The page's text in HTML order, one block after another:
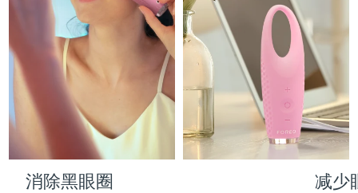
消除黑眼圈 减少
FAQ™护肤品
All FAQ™ skincare
FAQ™产品
All anti-aging treatments
FAQ™护肤品
All FAQ™ skincare
FAQ™产品
All LED treatments
FAQ™产品
All hair treatments
FAQ™ skincare
All FAQ™ skincare
FAQ™ products
All toning treatments
PEACH™ 2 Pro Max
Professional IPL hair removal device
PEACH™ 2
IPL hair removal
身体护理
BEAR™ 2 body
Microcurrent body toning
LUNA™ 4 body
Massaging body brush
痘肌护理
ESPADA™ 2 plus
Recurring acne LED therapy
眼部护理
BEAR™ 2 eyes & lips
Microcurrent line smoothing device
预计送达日期8/9/26
法属波利尼西亚 预计送达日期 8/13/26
德国 预计送达日期 8/9/26
直布罗陀 预计送达日期 8/13/26
希腊 预计送达日期8/9/26